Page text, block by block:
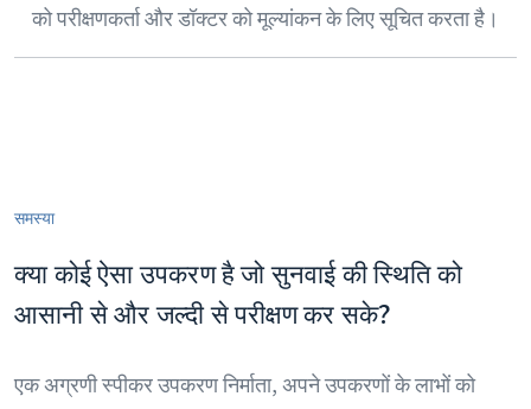
को परीक्षणकर्ता और डॉक्टर को मूल्यांकन के लिए सूचित करता है।
समस्या
क्या कोई ऐसा उपकरण है जो सुनवाई की स्थिति को
आसानी से और जल्दी से परीक्षण कर सके?
एक अग्रणी स्पीकर उपकरण निर्माता, अपने उपकरणों के लाभों को